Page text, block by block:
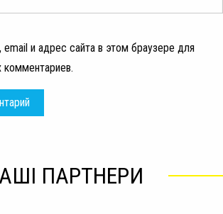
и адрес сайта в этом браузере для
ПАРТНЕРИ